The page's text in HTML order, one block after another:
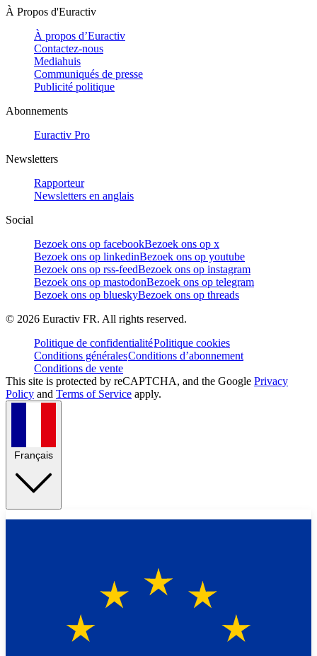
À Propos d'Euractiv
À propos d’Euractiv
Contactez-nous
Mediahuis
Communiqués de presse
Publicité politique
Abonnements
Euractiv Pro
Newsletters
Rapporteur
Newsletters en anglais
Social
Bezoek ons op facebookBezoek ons op x
Bezoek ons op linkedinBezoek ons op youtube
Bezoek ons op rss-feedBezoek ons op instagram
Bezoek ons op mastodonBezoek ons op telegram
Bezoek ons op blueskyBezoek ons op threads
© 2026 Euractiv FR. All rights reserved.
Politique de confidentialitéPolitique cookies
Conditions généralesConditions d’abonnement
Conditions de vente
This site is protected by reCAPTCHA, and the Google Privacy
Policy and Terms of Service apply.
Français